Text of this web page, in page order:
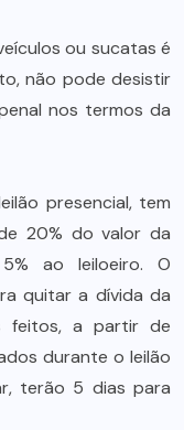
ou sucatas é
não pode desistir
nos termos da
presencial, tem
20% do valor da
ao leiloeiro. O
quitar a dívida da
feitos, a partir de
durante o leilão
terão 5 dias para